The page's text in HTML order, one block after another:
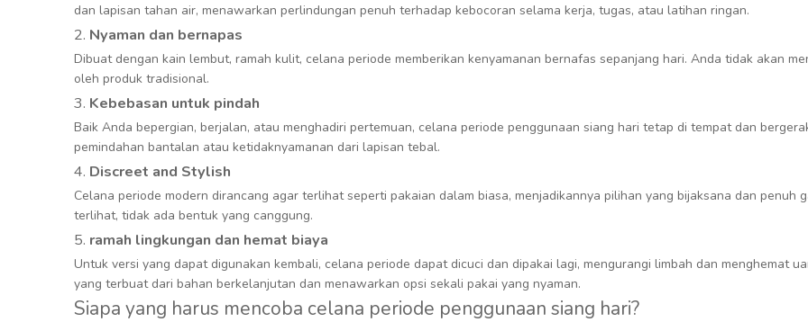
dan lapisan tahan air, menawarkan perlindungan penuh terhadap kebocoran selama kerja, tugas, atau latihan ringan.
2. Nyaman dan bernapas
Dibuat dengan kain lembut, ramah kulit, celana periode memberikan kenyamanan bernafas sepanjang hari. Anda tidak akan
oleh produk tradisional.
3. Kebebasan untuk pindah
Baik Anda bepergian, berjalan, atau menghadiri pertemuan, celana periode penggunaan siang hari tetap di tempat dan
pemindahan bantalan atau ketidaknyamanan dari lapisan tebal.
4. Discreet and Stylish
Celana periode modern dirancang agar terlihat seperti pakaian dalam biasa, menjadikannya pilihan yang bijaksana dan penuh
terlihat, tidak ada bentuk yang canggung.
5. ramah lingkungan dan hemat biaya
Untuk versi yang dapat digunakan kembali, celana periode dapat dicuci dan dipakai lagi, mengurangi limbah dan menghemat
yang terbuat dari bahan berkelanjutan dan menawarkan opsi sekali pakai yang nyaman.
Siapa yang harus mencoba celana periode penggunaan siang hari?